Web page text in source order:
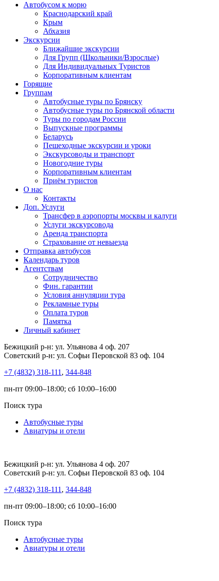
Автобусом к морю
Краснодарский край
Крым
Абхазия
Экскурсии
Ближайшие экскурсии
Для Групп (Школьники/Взрослые)
Для Индивидуальных Туристов
Корпоративным клиентам
Горящие
Группам
Автобусные туры по Брянску
Автобусные туры по Брянской области
Туры по городам России
Выпускные программы
Беларусь
Пешеходные экскурсии и уроки
Экскурсоводы и транспорт
Новогодние туры
Корпоративным клиентам
Приём туристов
О нас
Контакты
Доп. Услуги
Трансфер в аэропорты москвы и калуги
Услуги экскурсовода
Аренда транспорта
Страхование от невыезда
Отправка автобусов
Календарь туров
Агентствам
Сотрудничество
Фин. гарантии
Условия аннуляции тура
Рекламные туры
Оплата туров
Памятка
Личный кабинет
Бежицкий р-н: ул. Ульянова 4 оф. 207
Советский р-н: ул. Софьи Перовской 83 оф. 104
+7 (4832) 318-111 , 344-848
пн-пт 09:00–18:00; сб 10:00–16:00
Поиск тура
Автобусные туры
Авиатуры и отели
Бежицкий р-н: ул. Ульянова 4 оф. 207
Советский р-н: ул. Софьи Перовской 83 оф. 104
+7 (4832) 318-111 , 344-848
пн-пт 09:00–18:00; сб 10:00–16:00
Поиск тура
Автобусные туры
Авиатуры и отели